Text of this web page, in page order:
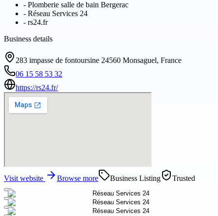
- Plomberie salle de bain Bergerac
- Réseau Services 24
- rs24.fr
Business details
283 impasse de fontoursine 24560 Monsaguel, France
06 15 58 53 32
https://rs24.fr/
Visit website Browse more Business Listing Trusted